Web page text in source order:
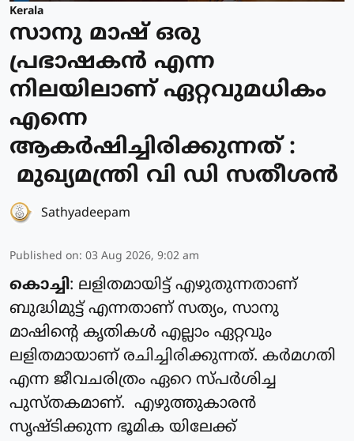
Kerala
സാനു മാഷ് ഒരു
പ്രഭാഷകൻ എന്ന
നിലയിലാണ് ഏറ്റവുമധികം
എന്നെ
ആകർഷിച്ചിരിക്കുന്നത് :
മുഖ്യമന്ത്രി വി ഡി സതീശൻ
Sathyadeepam
Published on: 03 Aug 2026, 9:02 am
കൊച്ചി: ലളിതമായിട്ട് എഴുതുന്നതാണ്
ബുദ്ധിമുട്ട് എന്നതാണ് സത്യം, സാനു
മാഷിന്റെ കൃതികൾ എല്ലാം ഏറ്റവും
ലളിതമായാണ് രചിച്ചിരിക്കുന്നത്. കർമഗതി
എന്ന ജീവചരിത്രം ഏറെ സ്പർശിച്ച
പുസ്തകമാണ്. എഴുത്തുകാരൻ
സൃഷ്ടിക്കുന്ന ഭൂമിക യിലേക്ക്